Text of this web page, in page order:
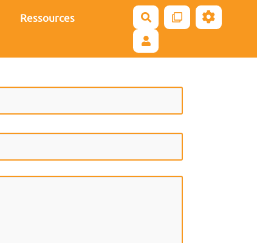
Ressources
Rechercher